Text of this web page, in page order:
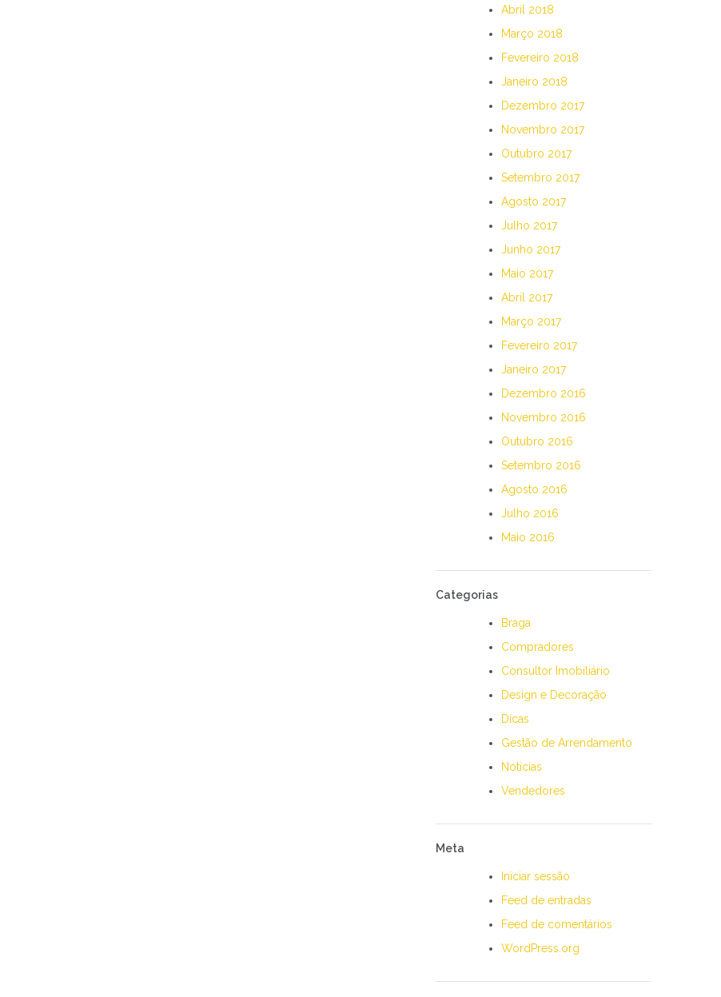
Abril 2018
Março 2018
Fevereiro 2018
Janeiro 2018
Dezembro 2017
Novembro 2017
Outubro 2017
Setembro 2017
Agosto 2017
Julho 2017
Junho 2017
Maio 2017
Abril 2017
Março 2017
Fevereiro 2017
Janeiro 2017
Dezembro 2016
Novembro 2016
Outubro 2016
Setembro 2016
Agosto 2016
Julho 2016
Maio 2016
Categorias
Braga
Compradores
Consultor Imobiliário
Design e Decoração
Dicas
Gestão de Arrendamento
Notícias
Vendedores
Meta
Iniciar sessão
Feed de entradas
Feed de comentários
WordPress.org